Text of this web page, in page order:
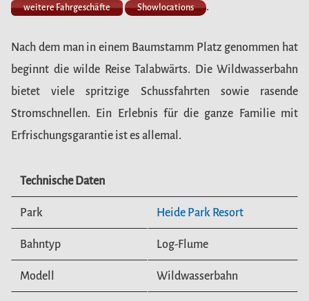
weitere Fahrgeschäfte Showlocations .
Nach dem man in einem Baumstamm Platz genommen hat
beginnt die wilde Reise Talabwärts. Die Wildwasserbahn
bietet viele spritzige Schussfahrten sowie rasende
Stromschnellen. Ein Erlebnis für die ganze Familie mit
Erfrischungsgarantie ist es allemal.
Technische Daten
Park Heide Park Resort
Bahntyp Log-Flume
Modell Wildwasserbahn